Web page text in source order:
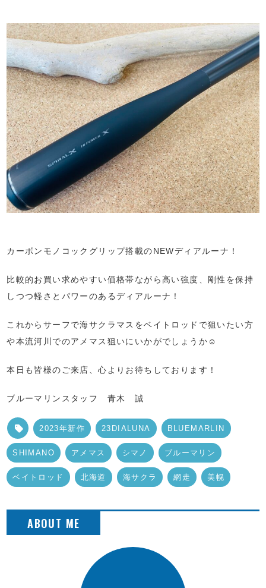
カーボンモノコックグリップ搭載のNEWディアルーナ！
比較的お買い求めやすい価格帯ながら高い強度、剛性を保持
しつつ軽さとパワーのあるディアルーナ！
これからサーフで海サクラマスをベイトロッドで狙いたい方
や本流河川でのアメマス狙いにいかがでしょうか☺️
本日も皆様のご来店、心よりお待ちしております！
ブルーマリンスタッフ 青木 誠
2023年新作 23DIALUNA BLUEMARLIN
SHIMANO アメマス シマノ ブルーマリン
ベイトロッド 北海道 海サクラ 網走 美幌